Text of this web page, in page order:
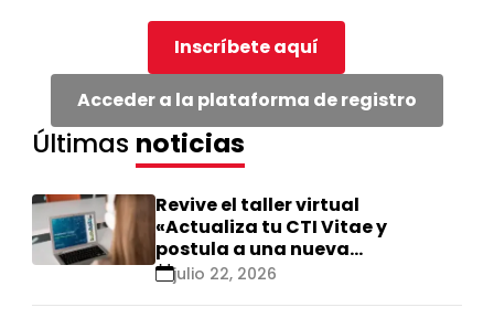
Inscríbete aquí
Acceder a la plataforma de registro
Últimas noticias
Revive el taller virtual
«Actualiza tu CTI Vitae y
postula a una nueva
calificación Renacyt»
julio 22, 2026